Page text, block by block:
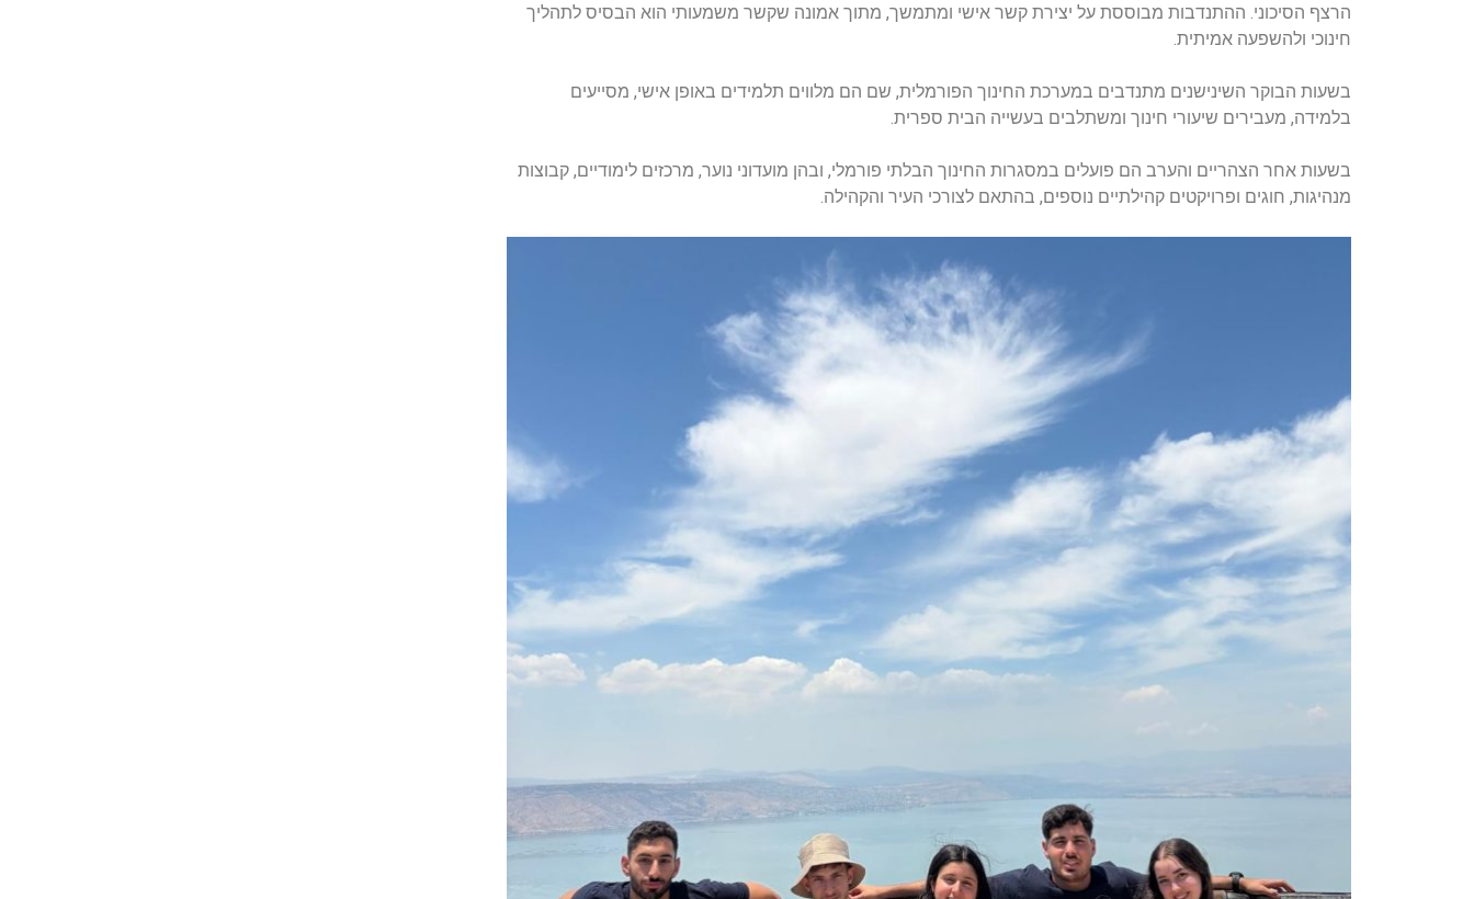
הרצף הסיכוני. ההתנדבות מבוססת על יצירת קשר אישי ומתמשך, מתוך אמונה שקשר משמעותי הוא הבסיס לתהליך
חינוכי ולהשפעה אמיתית.
בשעות הבוקר השינישנים מתנדבים במערכת החינוך הפורמלית, שם הם מלווים תלמידים באופן אישי, מסייעים
בלמידה, מעבירים שיעורי חינוך ומשתלבים בעשייה הבית ספרית.
בשעות אחר הצהריים והערב הם פועלים במסגרות החינוך הבלתי פורמלי, ובהן מועדוני נוער, מרכזים לימודיים, קבוצות
מנהיגות, חוגים ופרויקטים קהילתיים נוספים, בהתאם לצורכי העיר והקהילה.